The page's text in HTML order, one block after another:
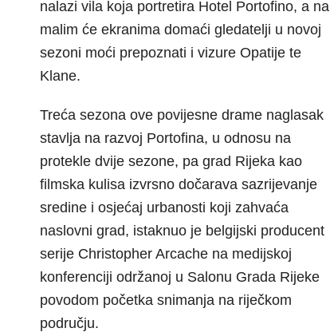
nalazi vila koja portretira Hotel Portofino, a na
malim će ekranima domaći gledatelji u novoj
sezoni moći prepoznati i vizure Opatije te
Klane.
Treća sezona ove povijesne drame naglasak
stavlja na razvoj Portofina, u odnosu na
protekle dvije sezone, pa grad Rijeka kao
filmska kulisa izvrsno dočarava sazrijevanje
sredine i osjećaj urbanosti koji zahvaća
naslovni grad, istaknuo je belgijski producent
serije Christopher Arcache na medijskoj
konferenciji održanoj u Salonu Grada Rijeke
povodom početka snimanja na riječkom
području.